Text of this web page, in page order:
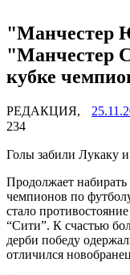
"Манчестер
"Манчестер
кубке
РЕДАКЦИЯ,
234
Голы забили Лукаку
Продолжает
чемпионов по
стало
“Сити”. К счастью
дерби победу
отличился